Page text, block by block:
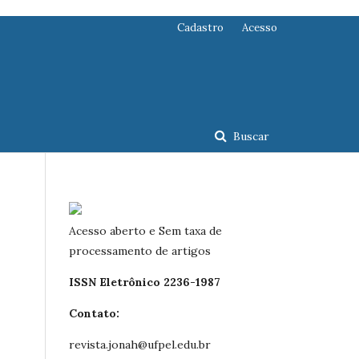
Buscar
Cadastro Acesso
Acesso aberto e Sem taxa de
processamento de artigos
ISSN Eletrônico 2236-1987
Contato:
revista.jonah@ufpel.edu.br